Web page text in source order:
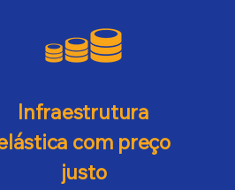
Infraestrutura
com preço
justo